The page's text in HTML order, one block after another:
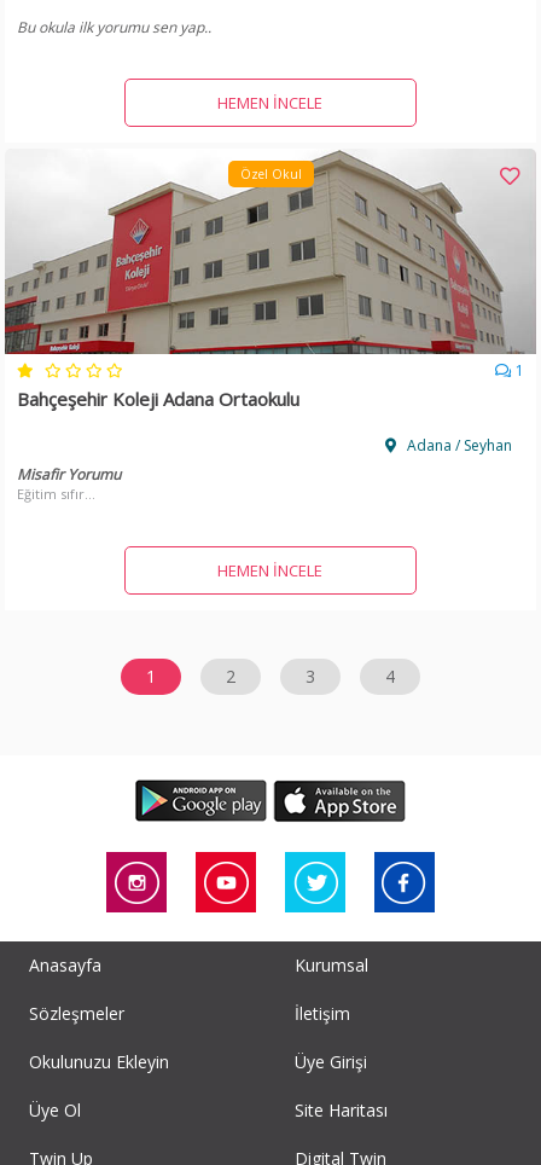
Bu okula ilk yorumu sen yap..
HEMEN İNCELE
Özel Okul
1
Bahçeşehir Koleji Adana Ortaokulu
Adana / Seyhan
Misafir Yorumu
Eğitim sıfır...
HEMEN İNCELE
1 2 3 4
Anasayfa Kurumsal
Sözleşmeler İletişim
Okulunuzu Ekleyin Üye Girişi
Üye Ol Site Haritası
Twin Up Digital Twin